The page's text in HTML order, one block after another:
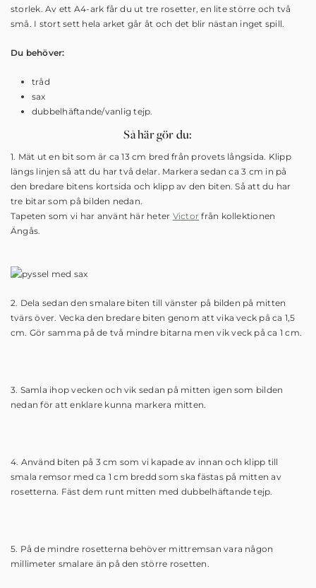
storlek. Av ett A4-ark får du ut tre rosetter, en lite större och två
små. I stort sett hela arket går åt och det blir nästan inget spill.
Du behöver:
tråd
sax
dubbelhäftande/vanlig tejp.
Så här gör du:
1. Mät ut en bit som är ca 13 cm bred från provets långsida. Klipp
längs linjen så att du har två delar. Markera sedan ca 3 cm in på
den bredare bitens kortsida och klipp av den biten. Så att du har
tre bitar som på bilden nedan.
Tapeten som vi har använt här heter Victor från kollektionen
Ängås.
2. Dela sedan den smalare biten till vänster på bilden på mitten
tvärs över. Vecka den bredare biten genom att vika veck på ca 1,5
cm. Gör samma på de två mindre bitarna men vik veck på ca 1 cm.
3. Samla ihop vecken och vik sedan på mitten igen som bilden
nedan för att enklare kunna markera mitten.
4. Använd biten på 3 cm som vi kapade av innan och klipp till
smala remsor med ca 1 cm bredd som ska fästas på mitten av
rosetterna. Fäst dem runt mitten med dubbelhäftande tejp.
5. På de mindre rosetterna behöver mittremsan vara någon
millimeter smalare än på den större rosetten.